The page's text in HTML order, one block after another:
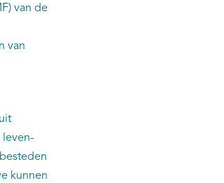
van de
van
leven-
kunnen